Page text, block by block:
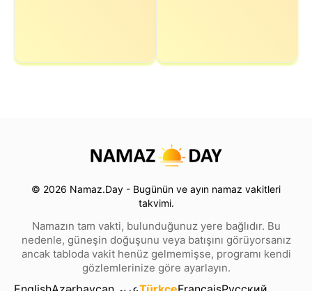
© 2026 Namaz.Day - Bugünün ve ayın namaz vakitleri
takvimi.
Namazın tam vakti, bulunduğunuz yere bağlıdır. Bu
nedenle, güneşin doğuşunu veya batışını görüyorsanız
ancak tabloda vakit henüz gelmemişse, programı kendi
gözlemlerinize göre ayarlayın.